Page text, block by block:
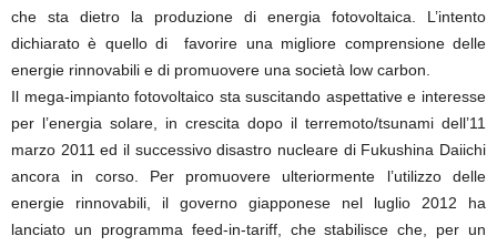
che sta dietro la produzione di energia fotovoltaica. L’intento
dichiarato è quello di favorire una migliore comprensione delle
energie rinnovabili e di promuovere una società low carbon.
Il mega-impianto fotovoltaico sta suscitando aspettative e interesse
per l’energia solare, in crescita dopo il terremoto/tsunami dell’11
marzo 2011 ed il successivo disastro nucleare di Fukushina Daiichi
ancora in corso. Per promuovere ulteriormente l’utilizzo delle
energie rinnovabili, il governo giapponese nel luglio 2012 ha
lanciato un programma feed-in-tariff, che stabilisce che, per un